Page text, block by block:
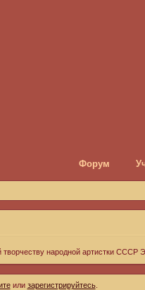
Форум
народной артистки СССР
или зарегистрируйтесь.